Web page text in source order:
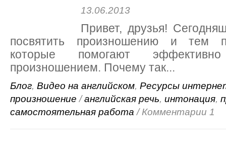
13.06.2013
Привет, друзья!
посвятить произношению и тем
которые помогают
произношением. Почему так...
Блог, Видео на английском, Ресурсы
произношение /английская речь, интонация,
самостоятельная работа / Комментарии 1